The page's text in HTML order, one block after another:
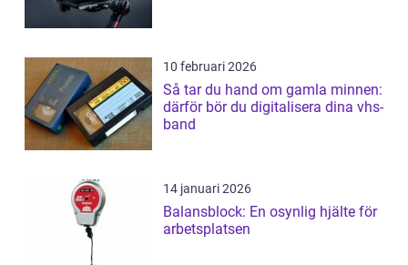
10 februari 2026
Så tar du hand om gamla minnen:
därför bör du digitalisera dina vhs-
band
14 januari 2026
Balansblock: En osynlig hjälte för
arbetsplatsen